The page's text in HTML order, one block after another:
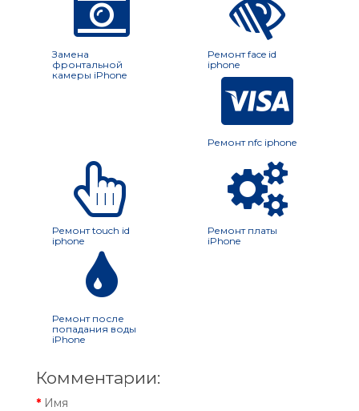
Замена
фронтальной
камеры iPhone
Ремонт face id
iphone
Ремонт nfc iphone
Ремонт touch id
iphone
Ремонт платы
iPhone
Ремонт после
попадания воды
iPhone
Комментарии:
Имя